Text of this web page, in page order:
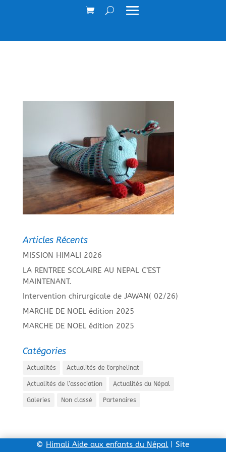
Articles Récents
MISSION HIMALI 2026
LA RENTREE SCOLAIRE AU NEPAL C’EST
MAINTENANT.
Intervention chirurgicale de JAWAN( 02/26)
MARCHE DE NOEL édition 2025
MARCHE DE NOEL édition 2025
Catégories
Actualités Actualités de l'orphelinat
Actualités de l’association Actualités du Népal
Galeries Non classé Partenaires
© Himali Aide aux enfants du Népal | Site